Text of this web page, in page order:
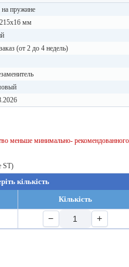
пружине
мм
(от 2 до 4 недель)
меньше минимально-
ST)
кількість
Кількість
− +